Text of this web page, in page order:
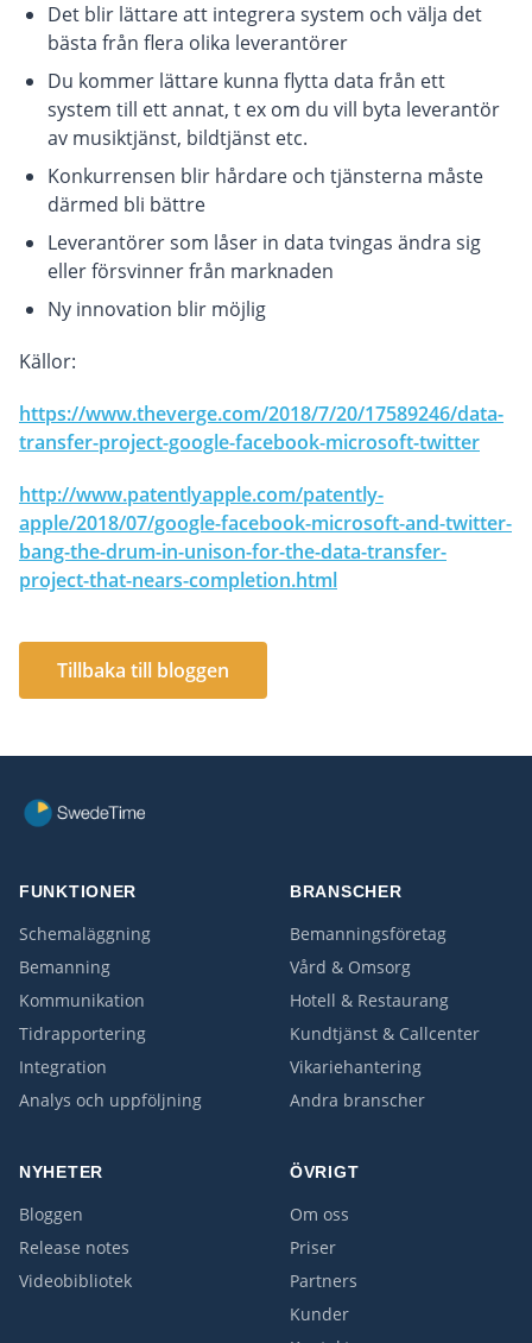
Det blir lättare att integrera system och välja det
bästa från flera olika leverantörer
Du kommer lättare kunna flytta data från ett
system till ett annat, t ex om du vill byta leverantör
av musiktjänst, bildtjänst etc.
Konkurrensen blir hårdare och tjänsterna måste
därmed bli bättre
Leverantörer som låser in data tvingas ändra sig
eller försvinner från marknaden
Ny innovation blir möjlig
Källor:
https://www.theverge.com/2018/7/20/17589246/data-
transfer-project-google-facebook-microsoft-twitter
http://www.patentlyapple.com/patently-
apple/2018/07/google-facebook-microsoft-and-twitter-
bang-the-drum-in-unison-for-the-data-transfer-
project-that-nears-completion.html
Tillbaka till bloggen
FUNKTIONER
Schemaläggning
Bemanning
Kommunikation
Tidrapportering
Integration
Analys och uppföljning
BRANSCHER
Bemanningsföretag
Vård & Omsorg
Hotell & Restaurang
Kundtjänst & Callcenter
Vikariehantering
Andra branscher
NYHETER
Bloggen
Release notes
Videobibliotek
ÖVRIGT
Om oss
Priser
Partners
Kunder